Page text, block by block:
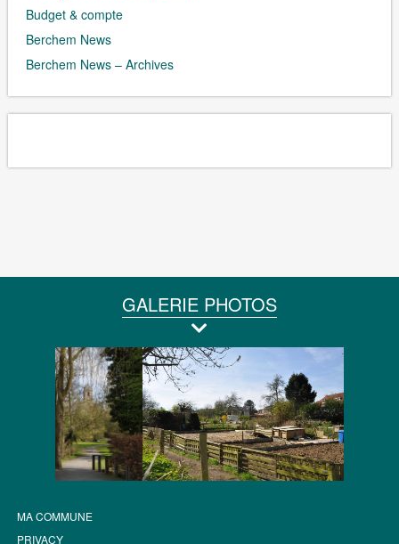
Budget & compte
Berchem News
Berchem News – Archives
GALERIE PHOTOS
MA COMMUNE
PRIVACY